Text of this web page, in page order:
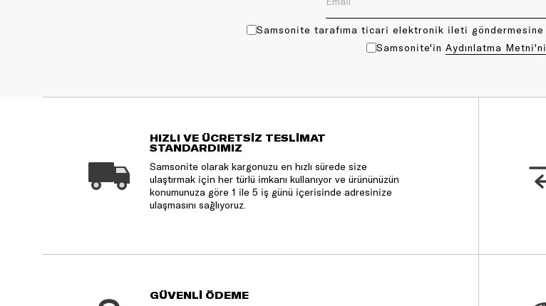
Samsonite tarafıma ticari elektronik ileti göndermesine
Samsonite'in Aydınlatma Metni'ni
HIZLI VE ÜCRETSİZ TESLİMAT
STANDARDIMIZ
Samsonite olarak kargonuzu en hızlı sürede size
ulaştırmak için her türlü imkanı kullanıyor ve ürününüzün
konumunuza göre 1 ile 5 iş günü içerisinde adresinize
ulaşmasını sağlıyoruz.
GÜVENLİ ÖDEME